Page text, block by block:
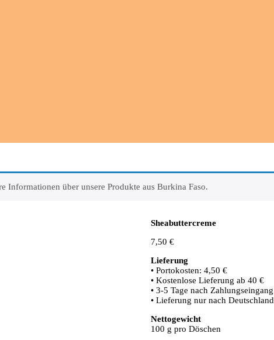
Informationen über unsere Produkte aus Burkina Faso.
Sheabuttercreme
7,50 €
Lieferung
• Portokosten: 4,50 €
• Kostenlose Lieferung ab 40 €
• 3-5 Tage nach Zahlungseingang
• Lieferung nur nach Deutschland
Nettogewicht
100 g pro Döschen